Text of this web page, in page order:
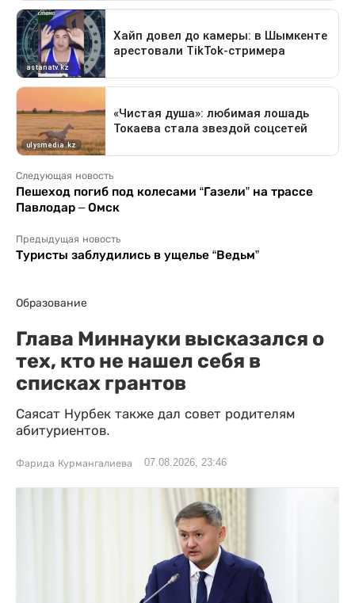
Следующая новость
Пешеход погиб под колесами “Газели” на трассе
Павлодар – Омск
Предыдущая новость
Туристы заблудились в ущелье “Ведьм”
Образование
Глава Миннауки высказался о
тех, кто не нашел себя в
списках грантов
Саясат Нурбек также дал совет родителям
абитуриентов.
Фарида Курмангалиева 07.08.2026, 23:46